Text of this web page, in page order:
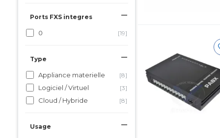
Ports FXS integres
0 [19]
Type
Appliance materielle [8]
Logiciel / Virtuel [3]
Cloud / Hybride [8]
Usage